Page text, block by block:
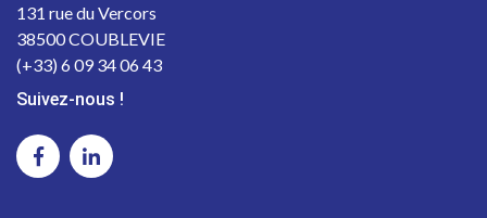
131 rue du Vercors
38500 COUBLEVIE
(+33) 6 09 34 06 43
Suivez-nous !